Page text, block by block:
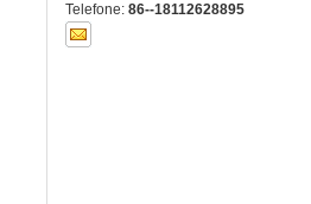
Telefone: 86--18112628895